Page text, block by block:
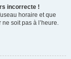
incorrecte !
horaire et que
soit pas à l’heure.